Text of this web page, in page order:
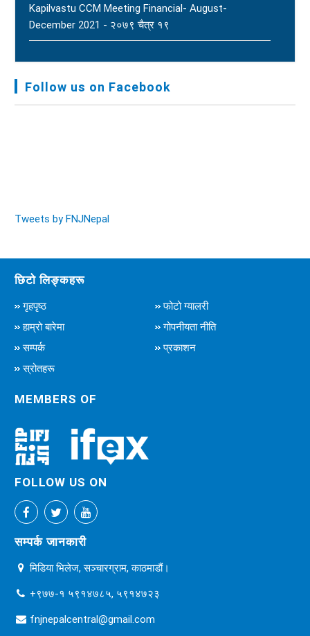
Kapilvastu CCM Meeting Financial- August-
December 2021 - २०७९ चैत्र १९
Audit Report FY-2076-077 - २०७७ कार्तिक २३
Follow us on Facebook
Tweets by FNJNepal
छिटो लिङ्कहरू
गृहपृष्ठ
फोटो ग्यालरी
हाम्रो बारेमा
गोपनीयता नीति
सम्पर्क
प्रकाशन
स्रोतहरू
MEMBERS OF
FOLLOW US ON
सम्पर्क जानकारी
मिडिया भिलेज, सञ्चारग्राम, काठमाडौं।
+९७७-१ ५९१४७८५, ५९१४७२३
fnjnepalcentral@gmail.com